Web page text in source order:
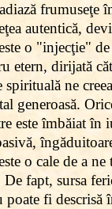
frumuseţe
autentică,
o "injecţie"
etern, dirijată
ne
generoasă.
este îmbăiat în
o cale de a ne
fapt, sursa
poate fi descrisă